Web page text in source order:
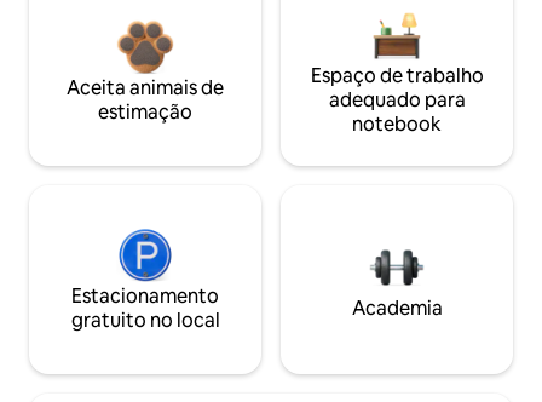
Aceita animais de
estimação
Espaço de trabalho
adequado para
notebook
Estacionamento
gratuito no local
Academia